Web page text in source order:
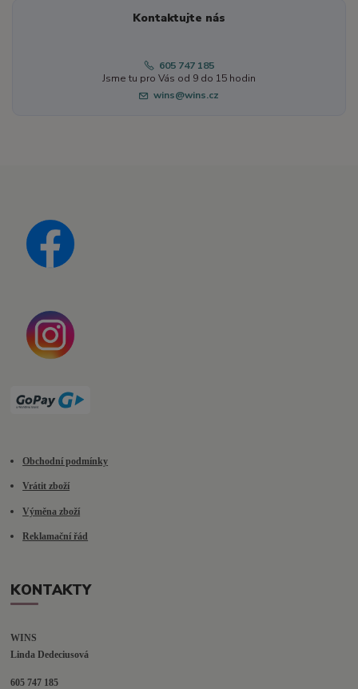
Kontaktujte nás
605 747 185
Jsme tu pro Vás od 9 do 15 hodin
wins@wins.cz
Obchodní podmínky
Vrátit zboží
Výměna zboží
Reklamační řád
KONTAKTY
WINS
Linda Dedeciusová
605 747 185